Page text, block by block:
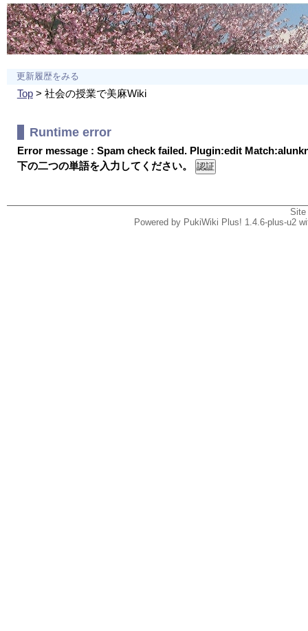
更新履歴をみる
Top> 社会の授業で美麻Wiki
Runtime error
Error message : Spam check failed. Plugin:edit
下の二つの単語を入力してください。
Powered by PukiWiki Plus! 1.4.6-plus-u2